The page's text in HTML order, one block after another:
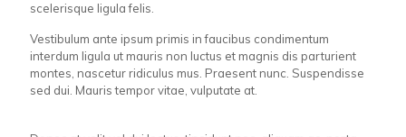
scelerisque ligula felis.
Vestibulum ante ipsum primis in faucibus condimentum
interdum ligula ut mauris non luctus et magnis dis parturient
montes, nascetur ridiculus mus. Praesent nunc. Suspendisse
sed dui. Mauris tempor vitae, vulputate at.